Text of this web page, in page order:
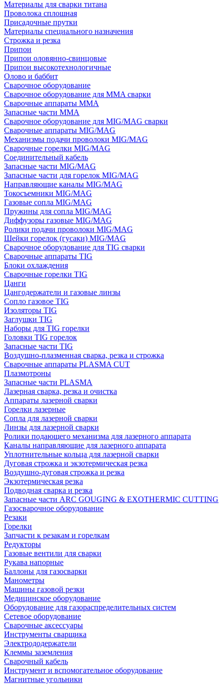
Материалы для сварки титана
Проволока сплошная
Присадочные прутки
Материалы специального назначения
Строжка и резка
Припои
Припои оловянно-свинцовые
Припои высокотехнологичные
Олово и баббит
Сварочное оборудование
Сварочное оборудование для MMA сварки
Сварочные аппараты MMA
Запасные части MMA
Сварочное оборудование для MIG/MAG сварки
Сварочные аппараты MIG/MAG
Механизмы подачи проволоки MIG/MAG
Сварочные горелки MIG/MAG
Соединительный кабель
Запасные части MIG/MAG
Запасные части для горелок MIG/MAG
Направляющие каналы MIG/MAG
Токосъемники MIG/MAG
Газовые сопла MIG/MAG
Пружины для сопла MIG/MAG
Диффузоры газовые MIG/MAG
Ролики подачи проволоки MIG/MAG
Шейки горелок (гусаки) MIG/MAG
Сварочное оборудование для TIG сварки
Сварочные аппараты TIG
Блоки охлаждения
Сварочные горелки TIG
Цанги
Цангодержатели и газовые линзы
Сопло газовое TIG
Изоляторы TIG
Заглушки TIG
Наборы для TIG горелки
Головки TIG горелок
Запасные части TIG
Воздушно-плазменная сварка, резка и строжка
Сварочные аппараты PLASMA CUT
Плазмотроны
Запасные части PLASMA
Лазерная сварка, резка и очистка
Аппараты лазерной сварки
Горелки лазерные
Сопла для лазерной сварки
Линзы для лазерной сварки
Ролики подающего механизма для лазерного аппарата
Каналы направляющие для лазерного аппарата
Уплотнительные кольца для лазерной сварки
Дуговая строжка и экзотермическая резка
Воздушно-дуговая строжка и резка
Экзотермическая резка
Подводная сварка и резка
Запасные части ARC GOUGING & EXOTHERMIC CUTTING
Газосварочное оборудование
Резаки
Горелки
Запчасти к резакам и горелкам
Редукторы
Газовые вентили для сварки
Рукава напорные
Баллоны для газосварки
Манометры
Машины газовой резки
Медицинское оборудование
Оборудование для газораспределительных систем
Сетевое оборудование
Сварочные аксессуары
Инструменты сварщика
Электрододержатели
Клеммы заземления
Сварочный кабель
Инструмент и вспомогательное оборудование
Магнитные угольники